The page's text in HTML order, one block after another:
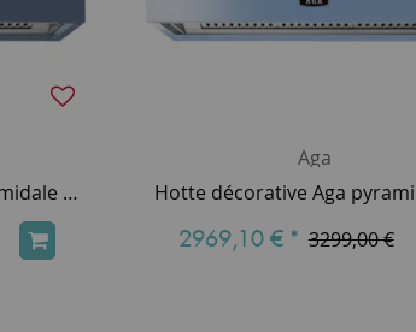
Hotte décorative Aga pyramidale 90cm 800m3/h (puissance max.) Bleu Dove AGA-HOOD-890 PH-DVE
Aga
2969,10 € * 3299,00 €